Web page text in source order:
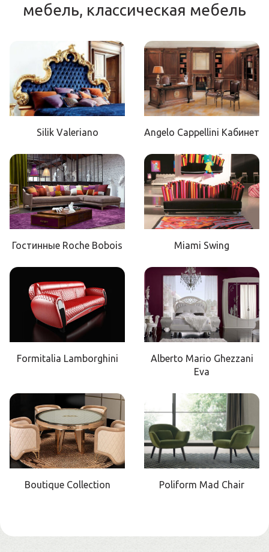
мебель, классическая мебель
Silik Valeriano Angelo Cappellini Кабинет
Гостинные Roche Bobois Miami Swing
Formitalia Lamborghini
Alberto Mario Ghezzani
Eva
Boutique Collection Poliform Mad Chair